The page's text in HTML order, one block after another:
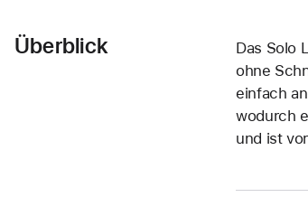
Überblick
Das Solo
ohne
einfach
wodurch
und ist